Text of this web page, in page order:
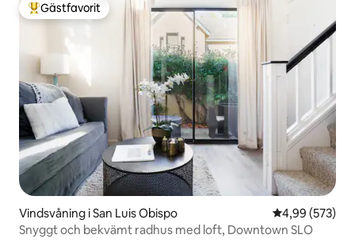
Populär gästfavorit
Gästfavorit
Vindsvåning i San Luis Obispo 4,99 av 5 i
4,99 (573)
Snyggt och bekvämt radhus med loft, Downtown SLO